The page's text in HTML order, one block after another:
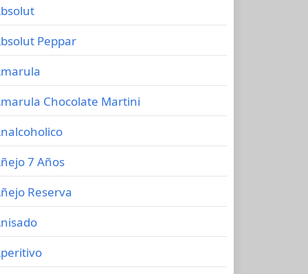
Peppar
Chocolate Martini
7 Años
Reserva